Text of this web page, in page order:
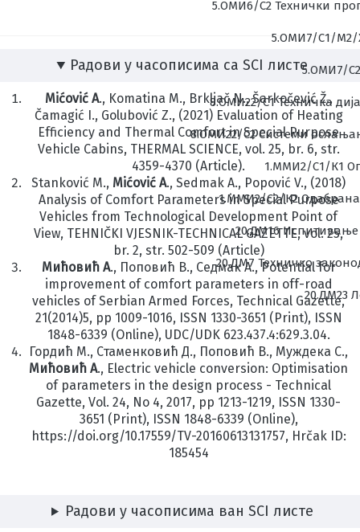
5.ОМИ6/С2 Технички
5.ОМИ7/С1/М2/
5.ОМИ7/
8.ОМИ22/С1 Техничка
8.ОМИ22/С2 Системи
1.ММИ2/С1/К1
1.ММИ2/С2/К2
20.ДМ16
20.ДМ7 Техничко
20.ДМ23
Радови у часописима са SCI листе
Mićović A., Komatina M., Brkljač N., Šarkočević Ž.,
Čamagić I., Golubović Z., (2021) Evaluation of Heating
Efficiency and Thermal Comfort in Special Purpose
Vehicle Cabins, THERMAL SCIENCE, vol. 25, br. 6, str.
4359-4370 (Article).
Stanković M., Mićović A., Sedmak A., Popović V., (2018)
Analysis of Comfort Parameters in Special Purpose
Vehicles from Technological Development Point of
View, TEHNIČKI VJESNIK-TECHNICAL GAZETTE, vol. 25,
br. 2, str. 502-509 (Article)
Мићовић А., Поповић В., Седмак А., Potential for
improvement of comfort parameters in off-road
vehicles of Serbian Armed Forces, Technical Gazette,
21(2014)5, pp 1009-1016, ISSN 1330-3651 (Print), ISSN
1848-6339 (Online), UDC/UDK 623.437.4:629.3.04.
Гордић М., Стаменковић Д., Поповић В., Муждека С.,
Мићовић А., Electric vehicle conversion: Optimisation
of parameters in the design process - Technical
Gazette, Vol. 24, No 4, 2017, pp 1213-1219, ISSN 1330-
3651 (Print), ISSN 1848-6339 (Online),
https://doi.org/10.17559/TV-20160613131757, Hrčak ID:
185454
Радови у часописима ван SCI листе